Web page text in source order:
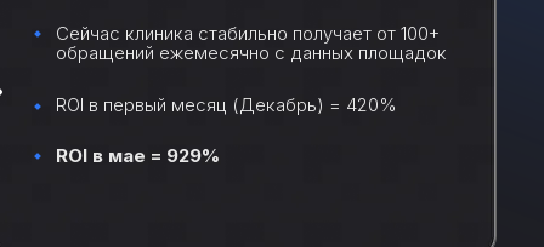
Сейчас клиника стабильно получает от 100+
обращений ежемесячно с данных площадок
ROI в первый месяц (Декабрь) = 420%
ROI в мае = 929%